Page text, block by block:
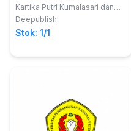
Kartika Putri Kumalasari dan
Nurlita Sukma Alfandia
Deepublish
Stok: 1/1